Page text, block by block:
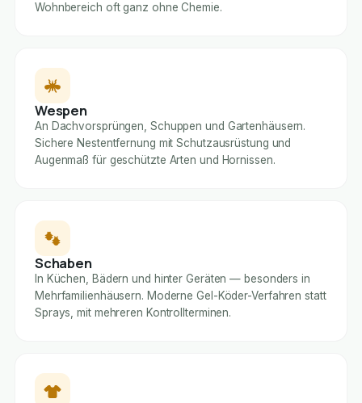
Wohnbereich oft ganz ohne Chemie.
Wespen
An Dachvorsprüngen, Schuppen und Gartenhäusern.
Sichere Nestentfernung mit Schutzausrüstung und
Augenmaß für geschützte Arten und Hornissen.
Schaben
In Küchen, Bädern und hinter Geräten — besonders in
Mehrfamilienhäusern. Moderne Gel-Köder-Verfahren statt
Sprays, mit mehreren Kontrollterminen.